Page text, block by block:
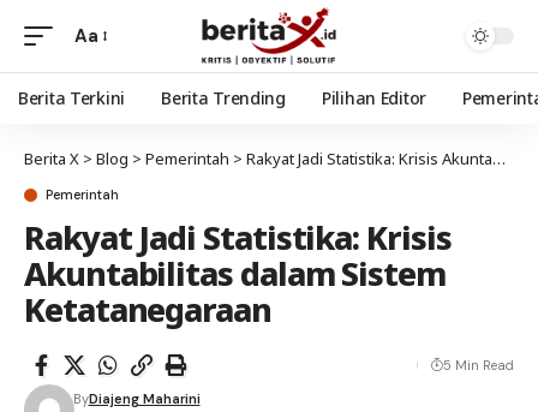
Aa
Berita Terkini Berita Trending Pilihan Editor
Berita X > Blog > Pemerintah > Rakyat Jadi Statistika: Krisis Akuntabilitas dalam Sistem Ketatanegaraan
Pemerintah
Rakyat Jadi Statistika: Krisis
Akuntabilitas dalam Sistem
Ketatanegaraan
ByDiajeng Maharini
5 Min Read